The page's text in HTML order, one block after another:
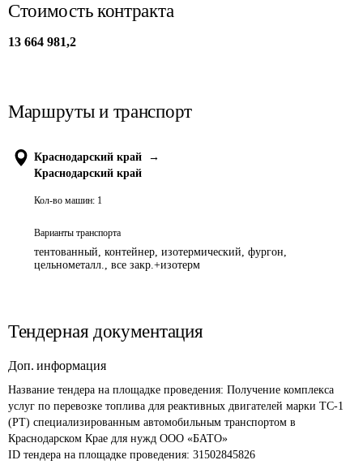
Стоимость контракта
13 664 981,2
Маршруты и транспорт
Краснодарский край
→
Краснодарский край
Кол-во машин: 1
Варианты транспорта
тентованный, контейнер, изотермический, фургон,
цельнометалл., все закр.+изотерм
Тендерная документация
Доп. информация
Название тендера на площадке проведения: Получение комплекса
услуг по перевозке топлива для реактивных двигателей марки ТС-1
(РТ) специализированным автомобильным транспортом в
Краснодарском Крае для нужд ООО «БАТО»
ID тендера на площадке проведения: 31502845826